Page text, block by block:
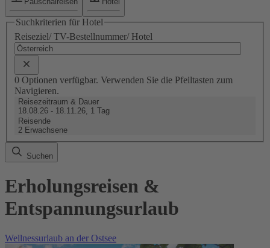
Suchkriterien für Hotel
Reiseziel/ TV-Bestellnummer/ Hotel
0 Optionen verfügbar. Verwenden Sie die Pfeiltasten zum
Navigieren.
Reisezeitraum & Dauer
18.08.26 - 18.11.26, 1 Tag
Reisende
2 Erwachsene
Suchen
Erholungsreisen &
Entspannungsurlaub
Wellnessurlaub an der Ostsee